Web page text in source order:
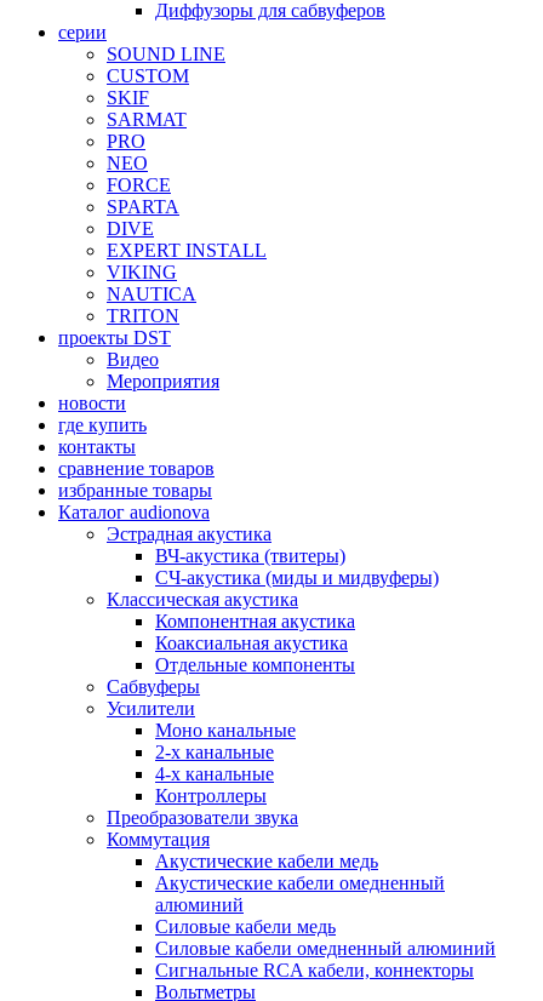
Диффузоры для сабвуферов
серии
SOUND LINE
CUSTOM
SKIF
SARMAT
PRO
NEO
FORCE
SPARTA
DIVE
EXPERT INSTALL
VIKING
NAUTICA
TRITON
проекты DST
Видео
Мероприятия
новости
где купить
контакты
сравнение товаров
избранные товары
Каталог audionova
Эстрадная акустика
ВЧ-акустика (твитеры)
СЧ-акустика (миды и мидвуферы)
Классическая акустика
Компонентная акустика
Коаксиальная акустика
Отдельные компоненты
Сабвуферы
Усилители
Моно канальные
2-х канальные
4-х канальные
Контроллеры
Преобразователи звука
Коммутация
Акустические кабели медь
Акустические кабели омедненный
алюминий
Силовые кабели медь
Силовые кабели омедненный алюминий
Сигнальные RCA кабели, коннекторы
Вольтметры